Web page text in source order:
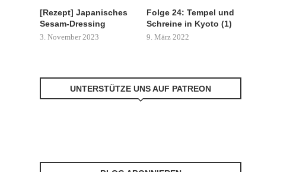
[Rezept] Japanisches
Sesam-Dressing
3. November 2023
Folge 24: Tempel und
Schreine in Kyoto (1)
9. März 2022
UNTERSTÜTZE UNS AUF PATREON